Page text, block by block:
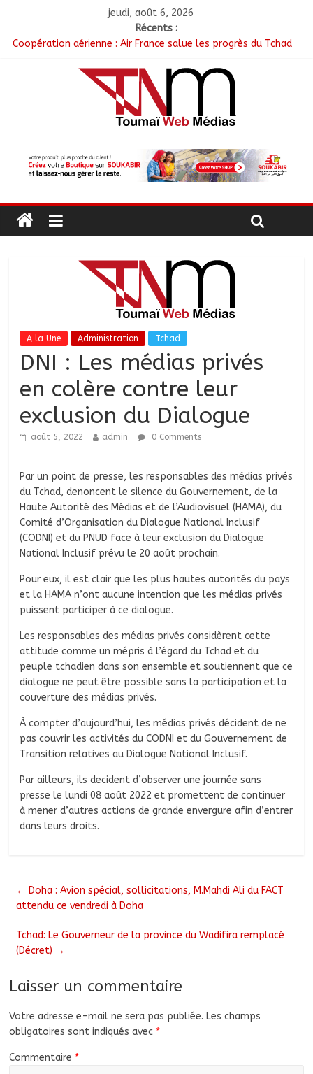
jeudi, août 6, 2026
Récents :
Coopération aérienne : Air France salue les progrès du Tchad
Nigeria : 308 otages libérés lors d’une vaste opération de
Santé : La Commune de N’Djamena et l’OMS renforcent leur
mobilisent pour le recensement
Jeunesse : Un programme d’un milliard de FCFA pour former
100 jeunes entrepreneurs tchadiens au Maroc
A la Une Administration Tchad
DNI : Les médias privés
en colère contre leur
exclusion du Dialogue
août 5, 2022 admin 0 Comments
Par un point de presse, les responsables des médias privés
du Tchad, denoncent le silence du Gouvernement, de la
Haute Autorité des Médias et de l’Audiovisuel (HAMA), du
Comité d’Organisation du Dialogue National Inclusif
(CODNI) et du PNUD face à leur exclusion du Dialogue
National Inclusif prévu le 20 août prochain.
Pour eux, il est clair que les plus hautes autorités du pays
et la HAMA n’ont aucune intention que les médias privés
puissent participer à ce dialogue.
Les responsables des médias privés considèrent cette
attitude comme un mépris à l’égard du Tchad et du
peuple tchadien dans son ensemble et soutiennent que ce
dialogue ne peut être possible sans la participation et la
couverture des médias privés.
À compter d’aujourd’hui, les médias privés décident de ne
pas couvrir les activités du CODNI et du Gouvernement de
Transition relatives au Dialogue National Inclusif.
Par ailleurs, ils decident d’observer une journée sans
presse le lundi 08 août 2022 et promettent de continuer
à mener d’autres actions de grande envergure afin d’entrer
dans leurs droits.
← Doha : Avion spécial, sollicitations, M.Mahdi Ali du FACT
attendu ce vendredi à Doha
Tchad: Le Gouverneur de la province du Wadifira remplacé
(Décret) →
Laisser un commentaire
Votre adresse e-mail ne sera pas publiée. Les champs
obligatoires sont indiqués avec *
Commentaire *